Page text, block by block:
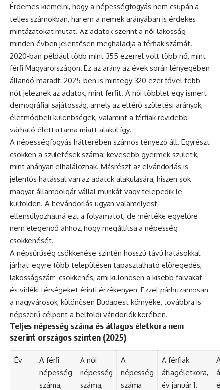
Érdemes kiemelni, hogy a népességfogyás nem csupán a
teljes számokban, hanem a nemek arányában is érdekes
mintázatokat mutat. Az adatok szerint a női lakosság
minden évben jelentősen meghaladja a férfiak számát.
2020-ban például több mint 355 ezerrel volt több nő, mint
férfi Magyarországon. Ez az arány az évek során lényegében
állandó maradt: 2025-ben is mintegy 320 ezer fővel több
nőt jeleznek az adatok, mint férfit. A női többlet egy ismert
demográfiai sajátosság, amely az eltérő születési arányok,
életmódbeli különbségek, valamint a férfiak rövidebb
várható élettartama miatt alakul így.
A népességfogyás hátterében számos tényező áll. Egyrészt
csökken a születések száma: kevesebb gyermek születik,
mint ahányan elhaláloznak. Másrészt az elvándorlás is
jelentős hatással van az adatok alakulására, hiszen sok
magyar állampolgár vállal munkát vagy telepedik le
külföldön. A bevándorlás ugyan valamelyest
ellensúlyozhatná ezt a folyamatot, de mértéke egyelőre
nem elegendő ahhoz, hogy megállítsa a népesség
csökkenését.
A népsűrűség csökkenése szintén hosszú távú hatásokkal
járhat: egyre több településen tapasztalható elöregedés,
lakosságszám-csökkenés, ami különösen a kisebb falvakat
és vidéki térségeket érinti érzékenyen. Ezzel párhuzamosan
a nagyvárosok, különösen Budapest környéke, továbbra is
népszerű célpont a belföldi vándorlók körében.
Teljes népesség száma és átlagos életkora nem
szerint országos szinten (2025)
Év
A férfi
népesség
száma,
A női
népesség
száma,
A
népesség
száma
A férfiak
átlagéletkora,
év január 1.